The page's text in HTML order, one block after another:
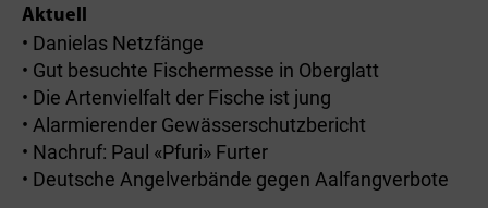
Aktuell
• Danielas Netzfänge
• Gut besuchte Fischermesse in Oberglatt
• Die Artenvielfalt der Fische ist jung
• Alarmierender Gewässerschutzbericht
• Nachruf: Paul «Pfuri» Furter
• Deutsche Angelverbände gegen Aalfangverbote